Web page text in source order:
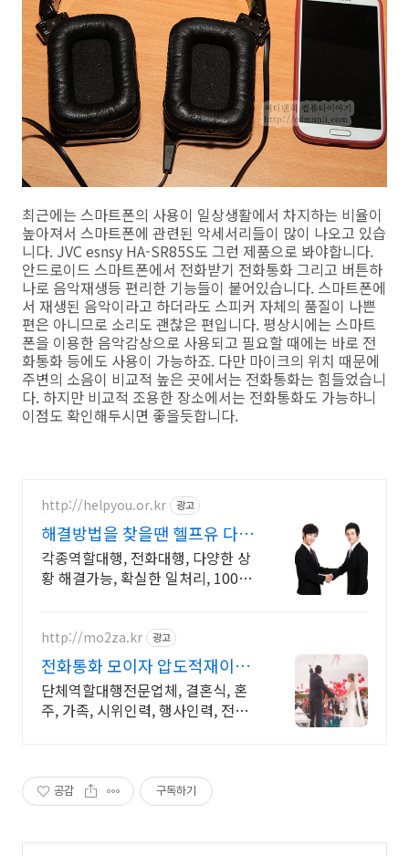
최근에는 스마트폰의 사용이 일상생활에서 차지하는 비율이
높아져서 스마트폰에 관련된 악세서리들이 많이 나오고 있습
니다. JVC esnsy HA-SR85S도 그런 제품으로 봐야합니다.
안드로이드 스마트폰에서 전화받기 전화통화 그리고 버튼하
나로 음악재생등 편리한 기능들이 붙어있습니다. 스마트폰에
서 재생된 음악이라고 하더라도 스피커 자체의 품질이 나쁜
편은 아니므로 소리도 괜찮은 편입니다. 평상시에는 스마트
폰을 이용한 음악감상으로 사용되고 필요할 때에는 바로 전
화통화 등에도 사용이 가능하죠. 다만 마이크의 위치 때문에
주변의 소음이 비교적 높은 곳에서는 전화통화는 힘들었습니
다. 하지만 비교적 조용한 장소에서는 전화통화도 가능하니
이점도 확인해두시면 좋을듯합니다.
http://helpyou.or.kr 광고
해결방법을 찾을땐 헬프유 다양
하고 어려운 상황해결가능
각종역할대행, 전화대행, 다양한 상
황 해결가능, 확실한 일처리, 100%
이던 해결이 가능합니다.
http://mo2za.kr 광고
전화통화 모이자 압도적재이용
전문적인 경력자들로 진행
단체역할대행전문업체, 결혼식, 혼
주, 가족, 시위인력, 행사인력, 전문
공감 구독하기